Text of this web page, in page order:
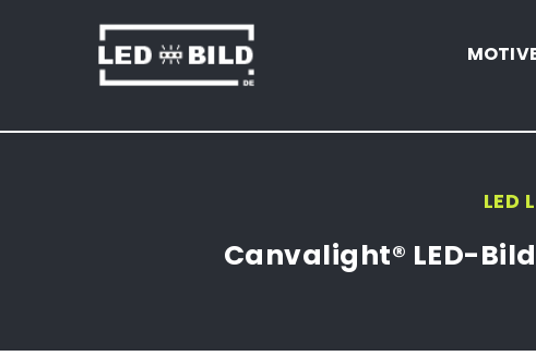
Canvalight® LED-